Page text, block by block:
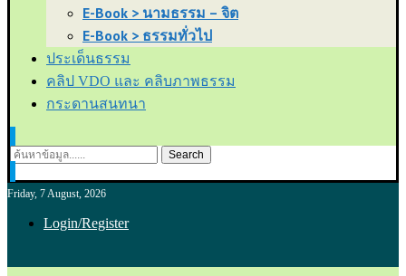
E-Book > นามธรรม – จิต
E-Book > ธรรมทั่วไป
ประเด็นธรรม
คลิป VDO และ คลิบภาพธรรม
กระดานสนทนา
Search
Friday, 7 August, 2026
Login/Register